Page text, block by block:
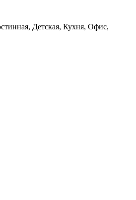
Детская, Кухня, Офис,